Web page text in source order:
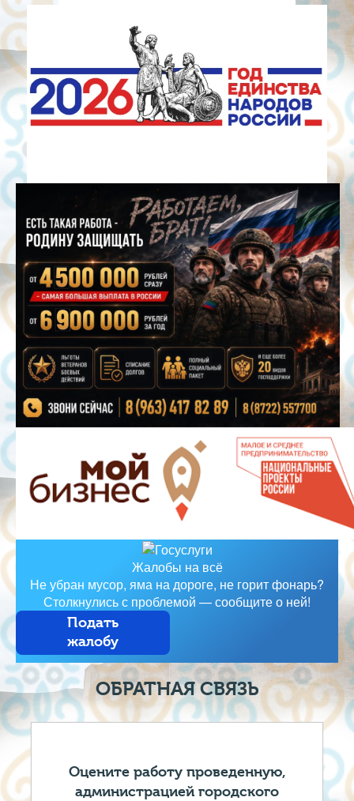
Жалобы на всё
Не убран мусор, яма на дороге, не горит фонарь?
Столкнулись с проблемой — сообщите о ней!
Подать
жалобу
ОБРАТНАЯ СВЯЗЬ
Оцените работу проведенную,
администрацией городского